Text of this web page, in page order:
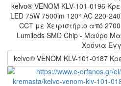
kelvo® VENOM KLV-101-0196
LED 75W 7500lm 120° AC 220-
CCT με Χειριστήριο από
Lumileds SMD Chip - Μαύρο
Χρόνια
kelvo® VENOM KLV-101-0187